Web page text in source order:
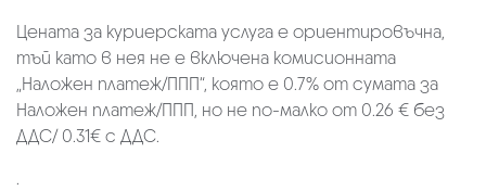
Цената за куриерската услуга е ориентировъчна,
тъй като в нея не е включена комисионната
„Наложен платеж/ППП“, която е 0.7% от сумата за
Наложен платеж/ППП, но не по-малко от 0.26 € без
ДДС/ 0.31€ с ДДС.
.